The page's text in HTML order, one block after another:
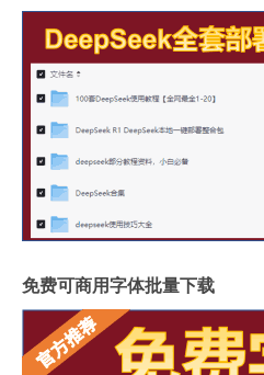
免费可商用字体批量下载